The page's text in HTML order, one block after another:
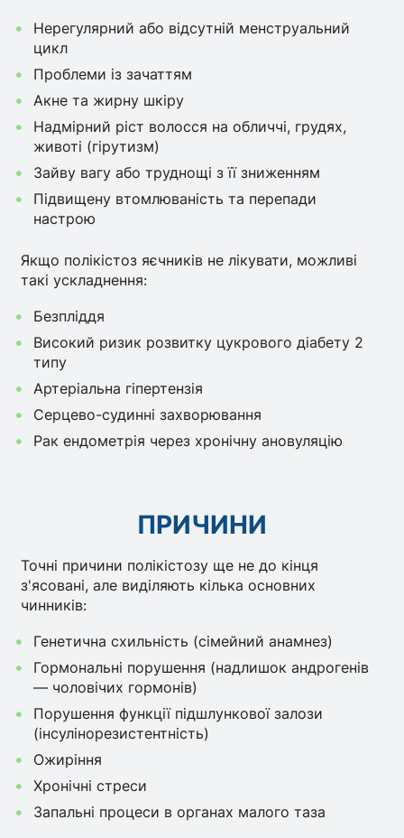
Нерегулярний або відсутній менструальний
цикл
Проблеми із зачаттям
Акне та жирну шкіру
Надмірний ріст волосся на обличчі, грудях,
животі (гірутизм)
Зайву вагу або труднощі з її зниженням
Підвищену втомлюваність та перепади
настрою
Якщо полікістоз яєчників не лікувати, можливі
такі ускладнення:
Безпліддя
Високий ризик розвитку цукрового діабету 2
типу
Артеріальна гіпертензія
Серцево-судинні захворювання
Рак ендометрія через хронічну ановуляцію
ПРИЧИНИ
Точні причини полікістозу ще не до кінця
з'ясовані, але виділяють кілька основних
чинників:
Генетична схильність (сімейний анамнез)
Гормональні порушення (надлишок андрогенів
— чоловічих гормонів)
Порушення функції підшлункової залози
(інсулінорезистентність)
Ожиріння
Хронічні стреси
Запальні процеси в органах малого таза